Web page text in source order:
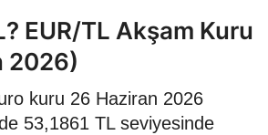
EUR/TL Akşam Kuru
2026)
kuru 26 Haziran 2026
53,1861 TL seviyesinde